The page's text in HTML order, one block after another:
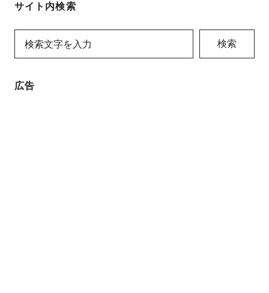
サイト内検索
検索
広告